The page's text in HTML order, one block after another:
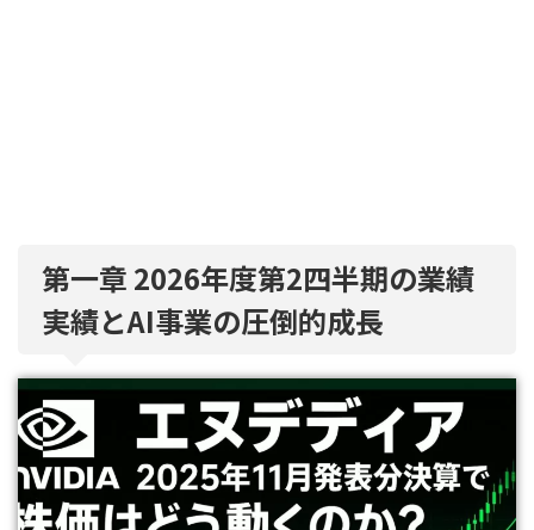
第一章 2026年度第2四半期の業績
実績とAI事業の圧倒的成長